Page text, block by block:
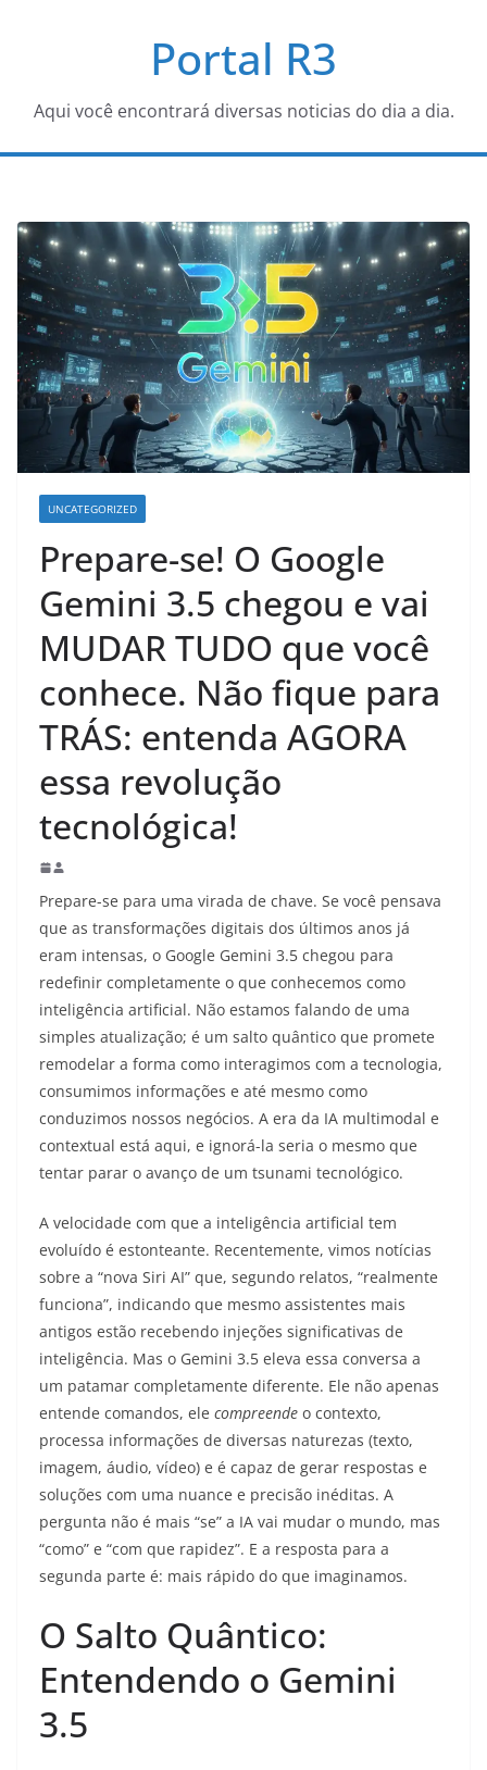
conteúdo
Portal R3
Aqui você encontrará diversas noticias do dia a dia.
UNCATEGORIZED
Prepare-se! O Google
Gemini 3.5 chegou e vai
MUDAR TUDO que você
conhece. Não fique para
TRÁS: entenda AGORA
essa revolução
tecnológica!
Prepare-se para uma virada de chave. Se você pensava
que as transformações digitais dos últimos anos já
eram intensas, o Google Gemini 3.5 chegou para
redefinir completamente o que conhecemos como
inteligência artificial. Não estamos falando de uma
simples atualização; é um salto quântico que promete
remodelar a forma como interagimos com a tecnologia,
consumimos informações e até mesmo como
conduzimos nossos negócios. A era da IA multimodal e
contextual está aqui, e ignorá-la seria o mesmo que
tentar parar o avanço de um tsunami tecnológico.
A velocidade com que a inteligência artificial tem
evoluído é estonteante. Recentemente, vimos notícias
sobre a “nova Siri AI” que, segundo relatos, “realmente
funciona”, indicando que mesmo assistentes mais
antigos estão recebendo injeções significativas de
inteligência. Mas o Gemini 3.5 eleva essa conversa a
um patamar completamente diferente. Ele não apenas
entende comandos, ele compreende o contexto,
processa informações de diversas naturezas (texto,
imagem, áudio, vídeo) e é capaz de gerar respostas e
soluções com uma nuance e precisão inéditas. A
pergunta não é mais “se” a IA vai mudar o mundo, mas
“como” e “com que rapidez”. E a resposta para a
segunda parte é: mais rápido do que imaginamos.
O Salto Quântico:
Entendendo o Gemini
3.5